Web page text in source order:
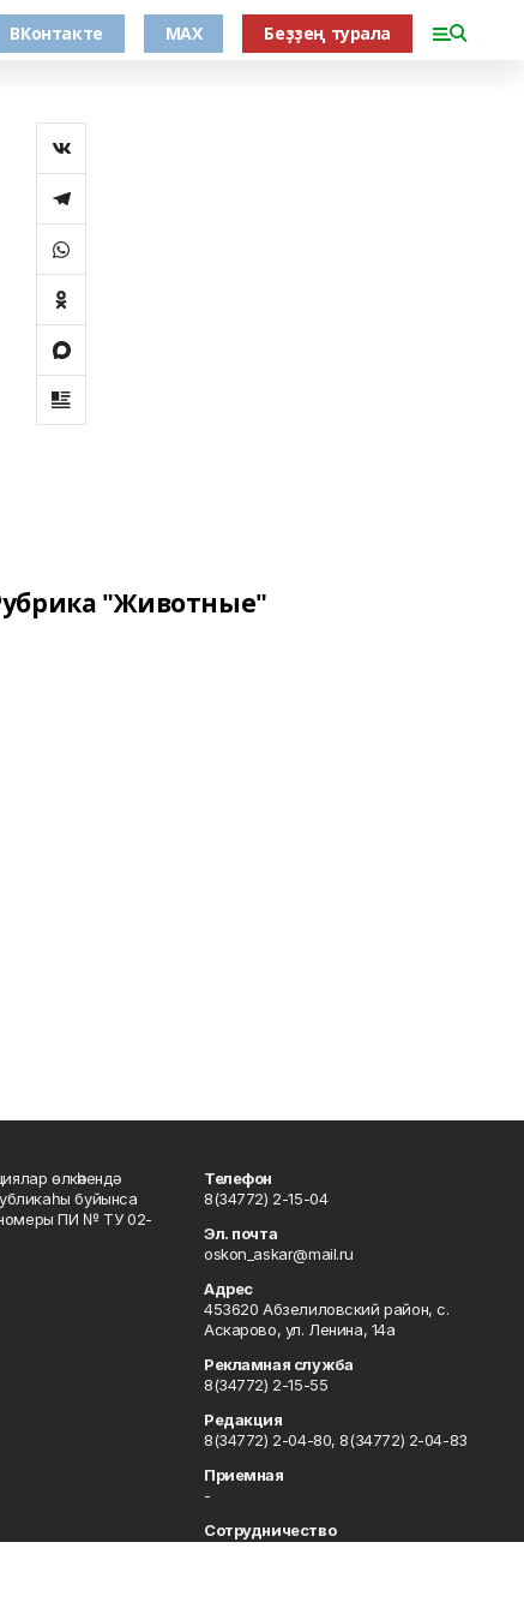
ВКонтакте MAX Беҙҙең турала
"Животные"
өлкәһендә
буйынса
номеры ПИ № ТУ 02-
Телефон
8(34772) 2-15-04
Эл. почта
oskon_askar@mail.ru
Адрес
453620 Абзелиловский район, с.
Аскарово, ул. Ленина, 14а
Рекламная служба
8(34772) 2-15-55
Редакция
8(34772) 2-04-80, 8(34772) 2-04-83
Приемная
-
Сотрудничество